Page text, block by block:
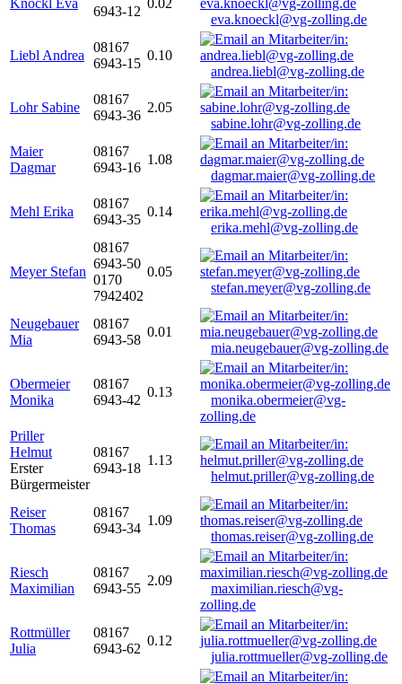
Knöckl Eva
6943-12
0.02
eva.knoeckl@vg-zolling.de
Liebl Andrea
08167
6943-15
0.10
andrea.liebl@vg-zolling.de
Lohr Sabine
08167
6943-36
2.05
sabine.lohr@vg-zolling.de
Maier
Dagmar
08167
6943-16
1.08
dagmar.maier@vg-zolling.de
Mehl Erika
08167
6943-35
0.14
erika.mehl@vg-zolling.de
Meyer Stefan
08167
6943-50
0170
7942402
0.05
stefan.meyer@vg-zolling.de
Neugebauer
Mia
08167
6943-58
0.01
mia.neugebauer@vg-zolling.de
Obermeier
Monika
08167
6943-42
0.13
monika.obermeier@vg-
zolling.de
Priller
Helmut
Erster
Bürgermeister
08167
6943-18
1.13
helmut.priller@vg-zolling.de
Reiser
Thomas
08167
6943-34
1.09
thomas.reiser@vg-zolling.de
Riesch
Maximilian
08167
6943-55
2.09
maximilian.riesch@vg-
zolling.de
Rottmüller
Julia
08167
6943-62
0.12
julia.rottmueller@vg-zolling.de